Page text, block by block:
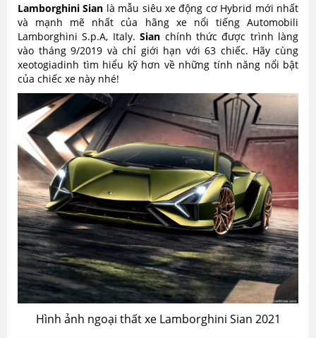
Lamborghini Sian là mẫu siêu xe động cơ Hybrid mới nhất
và mạnh mẽ nhất của hãng xe nổi tiếng Automobili
Lamborghini S.p.A, Italy.Sian chính thức được trình làng
vào tháng 9/2019 và chỉ giới hạn với 63 chiếc. Hãy cùng
xeotogiadinh tìm hiểu kỹ hơn về những tính năng nổi bật
của chiếc xe này nhé!
Hình ảnh ngoại thất xe Lamborghini Sian 2021